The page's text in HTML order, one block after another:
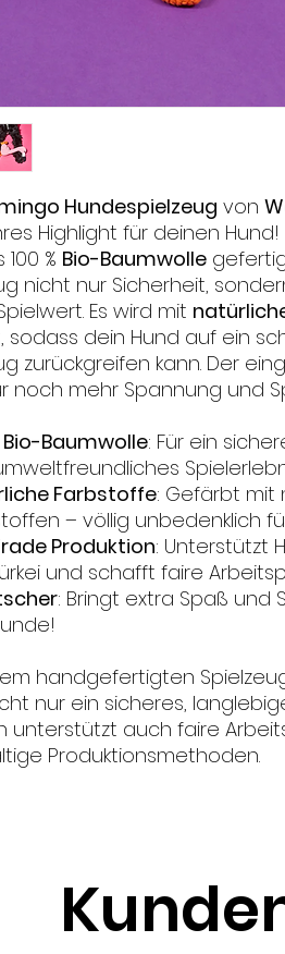
Hundespielzeug von
Highlight für deinen
% Bio-Baumwolle
nicht nur Sicherheit,
Es wird mit
sodass dein Hund auf ein
zurückgreifen kann. Der
noch mehr Spannung und
Bio-Baumwolle: Für ein
Farbstoffe: Gefärbt mit
– völlig unbedenklich
Produktion: Unterstützt
und schafft faire
: Bringt extra Spaß und
handgefertigten
nur ein sicheres,
unterstützt auch faire
Produktionsmethoden.